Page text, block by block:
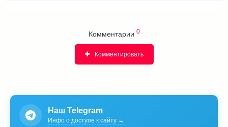
Комментарии 0
Комментировать
Наш Telegram
Инфо о доступе к сайту →